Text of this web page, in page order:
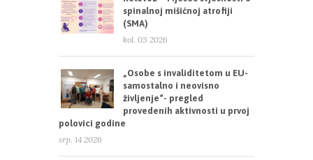
spinalnoj mišićnoj atrofiji
(SMA)
kol. 03 2026
„Osobe s invaliditetom u EU-
samostalno i neovisno
življenje“- pregled
provedenih aktivnosti u prvoj
polovici godine
srp. 14 2026